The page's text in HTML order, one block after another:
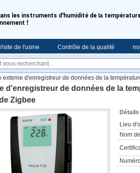
les instruments d'humidité de la
!
de l'usine Contrôle de la qualité
externe d'enregistreur de données de la
d'enregistreur de données de la
Zigbee
Lieu
Nom